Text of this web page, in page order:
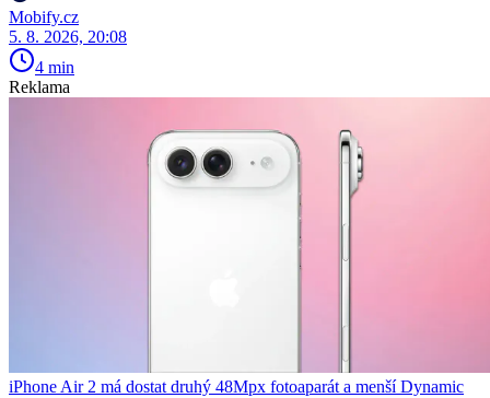
Mobify.cz
5. 8. 2026, 20:08
4 min
Reklama
iPhone Air 2 má dostat druhý 48Mpx fotoaparát a menší Dynamic